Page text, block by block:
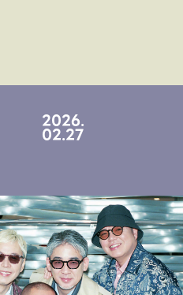
2026.
02.27